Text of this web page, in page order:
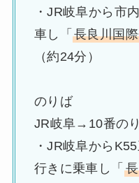
・JR岐阜から市
車し「 長良川国
（約24分）
のりば
JR岐阜→10番の
・JR岐阜から
行きに乗車し「